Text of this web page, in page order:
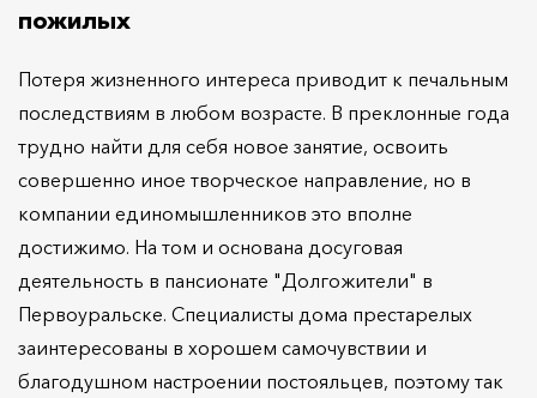
пожилых
Потеря жизненного интереса приводит к печальным
последствиям в любом возрасте. В преклонные года
трудно найти для себя новое занятие, освоить
совершенно иное творческое направление, но в
компании единомышленников это вполне
достижимо. На том и основана досуговая
деятельность в пансионате "Долгожители" в
Первоуральске. Специалисты дома престарелых
заинтересованы в хорошем самочувствии и
благодушном настроении постояльцев, поэтому так